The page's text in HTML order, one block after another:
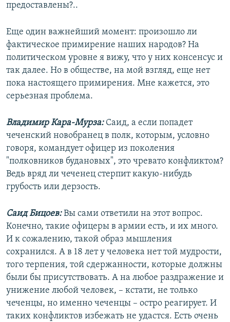
предоставлены?..
Еще один важнейший момент: произошло ли
фактическое примирение наших народов? На
политическом уровне я вижу, что у них консенсус и
так далее. Но в обществе, на мой взгляд, еще нет
пока настоящего примирения. Мне кажется, это
серьезная проблема.
Владимир Кара-Мурза: Саид, а если попадет
чеченский новобранец в полк, которым, условно
говоря, командует офицер из поколения
"полковников будановых", это чревато конфликтом?
Ведь вряд ли чеченец стерпит какую-нибудь
грубость или дерзость.
Саид Бицоев:Вы сами ответили на этот вопрос.
Конечно, такие офицеры в армии есть, и их много.
И к сожалению, такой образ мышления
сохранился. А в 18 лет у человека нет той мудрости,
того терпения, той сдержанности, которые должны
были бы присутствовать. А на любое раздражение и
унижение любой человек, – кстати, не только
чеченцы, но именно чеченцы – остро реагирует. И
таких конфликтов избежать не удастся. Есть очень